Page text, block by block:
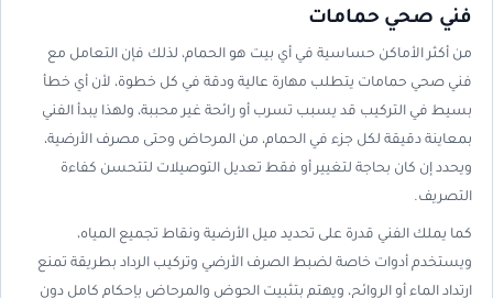
فني صحي حمامات
من أكثر الأماكن حساسية في أي بيت هو الحمام، لذلك فإن التعامل مع
فني صحي حمامات يتطلب مهارة عالية ودقة في كل خطوة، لأن أي خطأ
بسيط في التركيب قد يسبب تسرب أو رائحة غير محببة، ولهذا يبدأ الفني
بمعاينة دقيقة لكل جزء في الحمام، من المرحاض وحتى مصرف الأرضية،
ويحدد إن كان بحاجة لتغيير أو فقط تعديل التوصيلات لتتحسن كفاءة
التصريف.
كما يملك الفني قدرة على تحديد ميل الأرضية ونقاط تجميع المياه،
ويستخدم أدوات خاصة لضبط الصرف الأرضي وتركيب الرداد بطريقة تمنع
ارتداد الماء أو الروائح، ويهتم بتثبيت الحوض والمرحاض بإحكام كامل دون